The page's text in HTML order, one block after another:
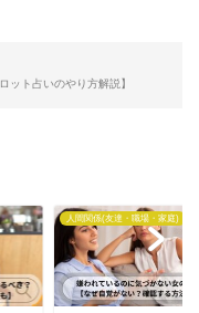
ット占いのやり方解説】
人間関係(友達・職場・家庭)